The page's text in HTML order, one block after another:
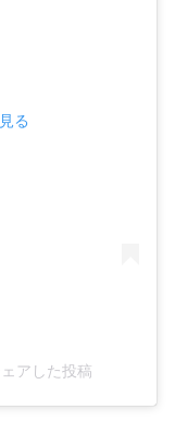
る
アした投稿